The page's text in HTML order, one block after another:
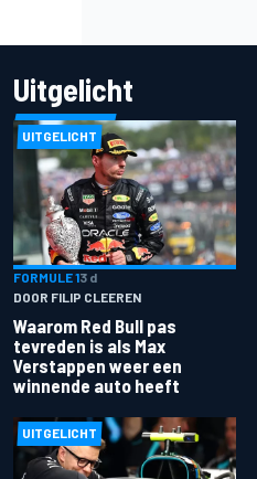
Uitgelicht
UITGELICHT
FORMULE 13 d
DOOR FILIP CLEEREN
Waarom Red Bull pas
tevreden is als Max
Verstappen weer een
winnende auto heeft
UITGELICHT